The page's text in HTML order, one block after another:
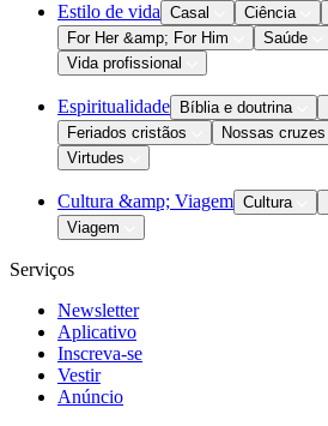
Estilo de vida Casal Ciência
For Her &amp; For Him
Saúde
Vida profissional
Espiritualidade Bíblia e doutrina
Feriados cristãos
Nossas cruzes
Virtudes
Cultura &amp; Viagem Cultura
Viagem
Serviços
Newsletter
Aplicativo
Inscreva-se
Vestir
Anúncio